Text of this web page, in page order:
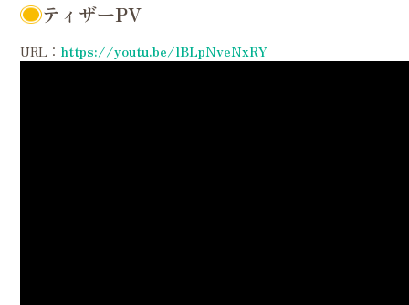
ティザーPV
URL： https://youtu.be/lBLpNveNxRY